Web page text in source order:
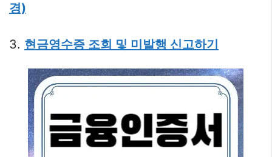
경)
3. 현금영수증 조회 및 미발행 신고하기